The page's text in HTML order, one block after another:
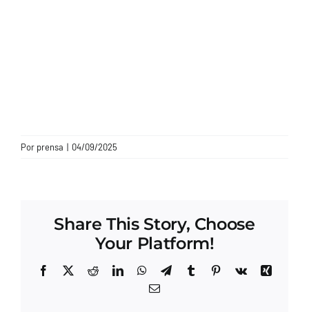
Por prensa | 04/09/2025
Share This Story, Choose
Your Platform!
Facebook
X RedditLinkedInWhatsApp
TelegramTumblrPinterest
Vk
Xing
Correo